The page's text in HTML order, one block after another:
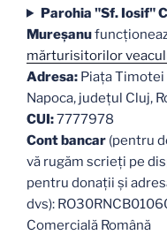
Parohia "Sf. Iosif"
Mureşanu
mărturisitorilor
Adresa: Piaţa Timotei
Napoca, judeţul Cluj,
CUI:7777978
Cont bancar (pentru
vă rugăm scrieți pe
pentru donații și
dvs):
Comercială Română